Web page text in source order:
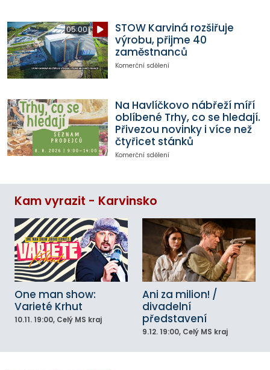
05:00
STOW Karviná rozšiřuje
výrobu, přijme 40
zaměstnanců
Komerční sdělení
Na Havlíčkovo nábřeží míří
oblíbené Trhy, co se hledají.
Přivezou novinky i více než
čtyřicet stánků
Komerční sdělení
Kam vyrazit - Karvinsko
One man show:
Varieté Krhut
10.11. 19:00, Celý MS kraj
Ani za milion! /
divadelní
představení
9.12. 19:00, Celý MS kraj